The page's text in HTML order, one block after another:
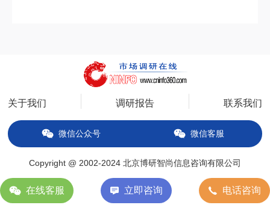
关于我们 调研报告 联系我们
微信公众号 微信客服
Copyright @ 2002-2024 北京博研智尚信息咨询有限公司
备案号：京ICP备14034627号-2
在线客服 立即咨询 电话咨询